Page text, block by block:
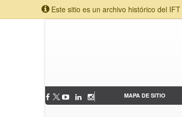
Este sitio es un archivo histórico del
MAPA DE SITIO